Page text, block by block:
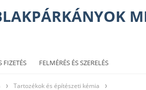
FIZETÉS FELMÉRÉS ÉS SZERELÉS
Tartozékok és építészeti kémia